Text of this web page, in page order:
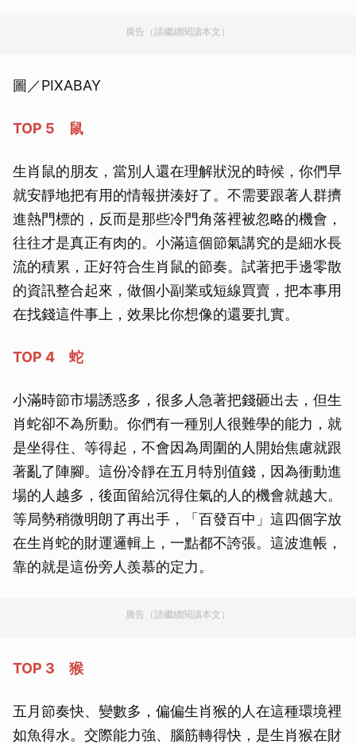
廣告（請繼續閱讀本文）
圖／PIXABAY
TOP 5 鼠
生肖鼠的朋友，當別人還在理解狀況的時候，你們早
就安靜地把有用的情報拼湊好了。不需要跟著人群擠
進熱門標的，反而是那些冷門角落裡被忽略的機會，
往往才是真正有肉的。小滿這個節氣講究的是細水長
流的積累，正好符合生肖鼠的節奏。試著把手邊零散
的資訊整合起來，做個小副業或短線買賣，把本事用
在找錢這件事上，效果比你想像的還要扎實。
TOP 4 蛇
小滿時節市場誘惑多，很多人急著把錢砸出去，但生
肖蛇卻不為所動。你們有一種別人很難學的能力，就
是坐得住、等得起，不會因為周圍的人開始焦慮就跟
著亂了陣腳。這份冷靜在五月特別值錢，因為衝動進
場的人越多，後面留給沉得住氣的人的機會就越大。
等局勢稍微明朗了再出手，「百發百中」這四個字放
在生肖蛇的財運邏輯上，一點都不誇張。這波進帳，
靠的就是這份旁人羨慕的定力。
廣告（請繼續閱讀本文）
TOP 3 猴
五月節奏快、變數多，偏偏生肖猴的人在這種環境裡
如魚得水。交際能力強、腦筋轉得快，是生肖猴在財